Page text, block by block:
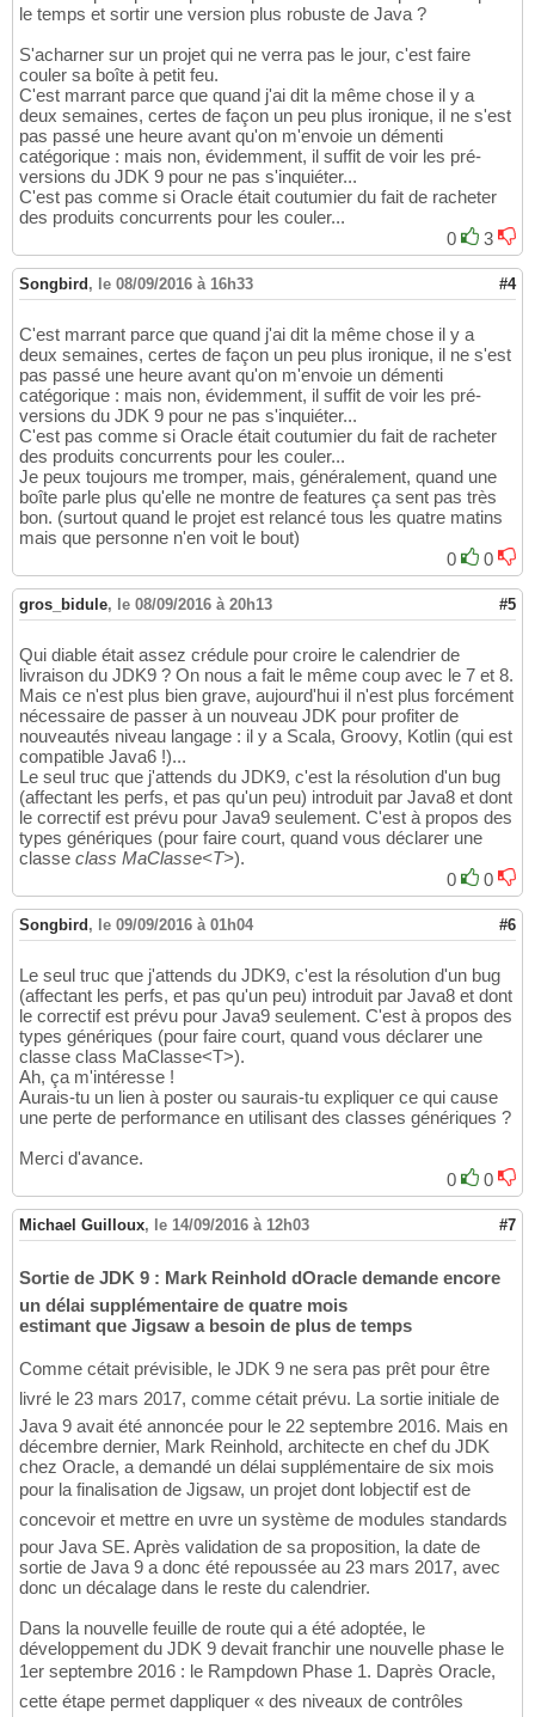
le temps et sortir une version plus robuste de Java ?
S'acharner sur un projet qui ne verra pas le jour, c'est faire
couler sa boîte à petit feu.
C'est marrant parce que quand j'ai dit la même chose il y a
deux semaines, certes de façon un peu plus ironique, il ne s'est
pas passé une heure avant qu'on m'envoie un démenti
catégorique : mais non, évidemment, il suffit de voir les pré-
versions du JDK 9 pour ne pas s'inquiéter...
C'est pas comme si Oracle était coutumier du fait de racheter
des produits concurrents pour les couler...
0
3
Songbird , le 08/09/2016 à 16h33 #4
C'est marrant parce que quand j'ai dit la même chose il y a
deux semaines, certes de façon un peu plus ironique, il ne s'est
pas passé une heure avant qu'on m'envoie un démenti
catégorique : mais non, évidemment, il suffit de voir les pré-
versions du JDK 9 pour ne pas s'inquiéter...
C'est pas comme si Oracle était coutumier du fait de racheter
des produits concurrents pour les couler...
Je peux toujours me tromper, mais, généralement, quand une
boîte parle plus qu'elle ne montre de features ça sent pas très
bon. (surtout quand le projet est relancé tous les quatre matins
mais que personne n'en voit le bout)
0
0
gros_bidule, le 08/09/2016 à 20h13 #5
Qui diable était assez crédule pour croire le calendrier de
livraison du JDK9 ? On nous a fait le même coup avec le 7 et 8.
Mais ce n'est plus bien grave, aujourd'hui il n'est plus forcément
nécessaire de passer à un nouveau JDK pour profiter de
nouveautés niveau langage : il y a Scala, Groovy, Kotlin (qui est
compatible Java6 !)...
Le seul truc que j'attends du JDK9, c'est la résolution d'un bug
(affectant les perfs, et pas qu'un peu) introduit par Java8 et dont
le correctif est prévu pour Java9 seulement. C'est à propos des
types génériques (pour faire court, quand vous déclarer une
classe class MaClasse<T>).
0
0
Songbird , le 09/09/2016 à 01h04 #6
Le seul truc que j'attends du JDK9, c'est la résolution d'un bug
(affectant les perfs, et pas qu'un peu) introduit par Java8 et dont
le correctif est prévu pour Java9 seulement. C'est à propos des
types génériques (pour faire court, quand vous déclarer une
classe class MaClasse<T>).
Ah, ça m'intéresse !
Aurais-tu un lien à poster ou saurais-tu expliquer ce qui cause
une perte de performance en utilisant des classes génériques ?
Merci d'avance.
0
0
Michael Guilloux, le 14/09/2016 à 12h03 #7
Sortie de JDK 9 : Mark Reinhold dOracle demande encore
un délai supplémentaire de quatre mois
estimant que Jigsaw a besoin de plus de temps
Comme cétait prévisible, le JDK 9 ne sera pas prêt pour être
livré le 23 mars 2017, comme cétait prévu. La sortie initiale de
Java 9 avait été annoncée pour le 22 septembre 2016. Mais en
décembre dernier, Mark Reinhold, architecte en chef du JDK
chez Oracle, a demandé un délai supplémentaire de six mois
pour la finalisation de Jigsaw, un projet dont lobjectif est de
concevoir et mettre en uvre un système de modules standards
pour Java SE. Après validation de sa proposition, la date de
sortie de Java 9 a donc été repoussée au 23 mars 2017, avec
donc un décalage dans le reste du calendrier.
Dans la nouvelle feuille de route qui a été adoptée, le
développement du JDK 9 devait franchir une nouvelle phase le
1er septembre 2016 : le Rampdown Phase 1. Daprès Oracle,
cette étape permet dappliquer « des niveaux de contrôles